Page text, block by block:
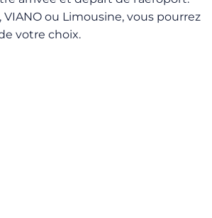
VIANO ou Limousine, vous pourrez
votre choix.